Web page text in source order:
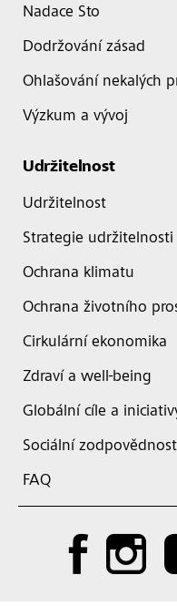
Nadace Sto
Dodržování zásad
Ohlašování nekalých
Výzkum a vývoj
Udržitelnost
Udržitelnost
Strategie udržitelnosti
Ochrana klimatu
Ochrana životního
Cirkulární ekonomika
Zdraví a well-being
Globální cíle a
Sociální zodpovědnost
FAQ